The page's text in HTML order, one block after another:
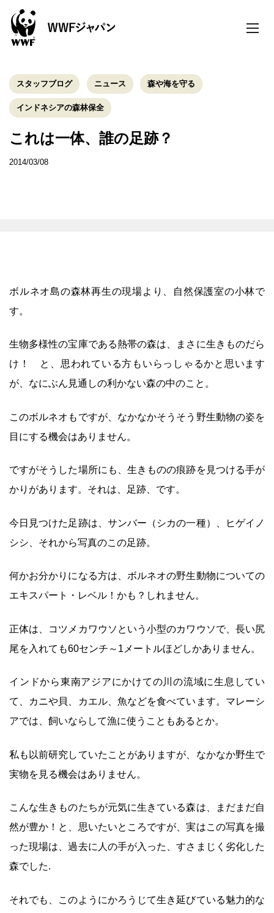
toggle
スタッフブログ ニュース 森や海を守る
インドネシアの森林保全
これは一体、誰の足跡？
2014/03/08
ボルネオ島の森林再生の現場より、自然保護室の小林で
す。
生物多様性の宝庫である熱帯の森は、まさに生きものだら
け！ と、思われている方もいらっしゃるかと思います
が、なにぶん見通しの利かない森の中のこと。
このボルネオもですが、なかなかそうそう野生動物の姿を
目にする機会はありません。
ですがそうした場所にも、生きものの痕跡を見つける手が
かりがあります。それは、足跡、です。
今日見つけた足跡は、サンバー（シカの一種）、ヒゲイノ
シシ、それから写真のこの足跡。
何かお分かりになる方は、ボルネオの野生動物についての
エキスパート・レベル！かも？しれません。
正体は、コツメカワウソという小型のカワウソで、長い尻
尾を入れても60センチ～1メートルほどしかありません。
インドから東南アジアにかけての川の流域に生息してい
て、カニや貝、カエル、魚などを食べています。マレーシ
アでは、飼いならして漁に使うこともあるとか。
私も以前研究していたことがありますが、なかなか野生で
実物を見る機会はありません。
こんな生きものたちが元気に生きている森は、まだまだ自
然が豊か！と、思いたいところですが、実はこの写真を撮
った現場は、過去に人の手が入った、すさまじく劣化した
森でした.
それでも、このようにかろうじて生き延びている魅力的な